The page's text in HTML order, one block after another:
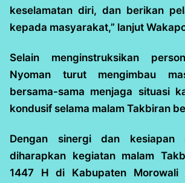
keselamatan diri, dan berikan
kepada masyarakat,” lanjut
Selain menginstruksikan
Nyoman turut mengimbau
bersama-sama menjaga situasi
kondusif selama malam Takbiran
Dengan sinergi dan kesiapan
diharapkan kegiatan malam
1447 H di Kabupaten Morowali